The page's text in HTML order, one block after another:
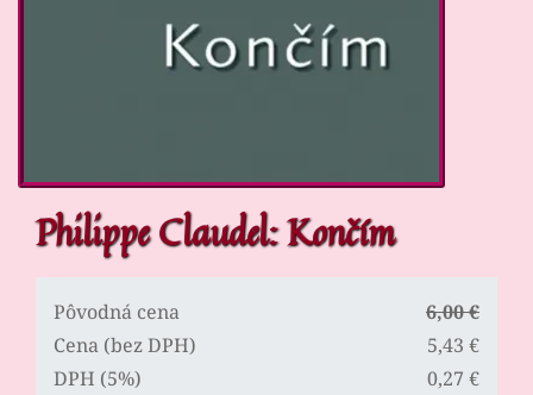
Philippe Claudel: Končím
Pôvodná cena
6,00 €
Cena (bez DPH)
5,43 €
DPH (5%)
0,27 €